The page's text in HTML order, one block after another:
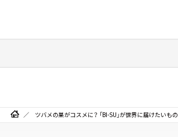
ツバメの巣がコスメに？ 「BI-SU」が世界に届けたいもの